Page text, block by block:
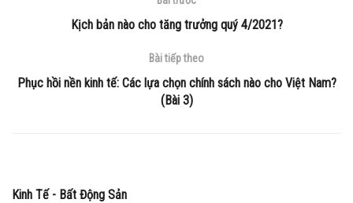
Kịch bản nào cho tăng trưởng quý 4/2021?
Bài tiếp theo
Phục hồi nền kinh tế: Các lựa chọn chính sách nào cho Việt Nam?
(Bài 3)
Kinh Tế - Bất Động Sản